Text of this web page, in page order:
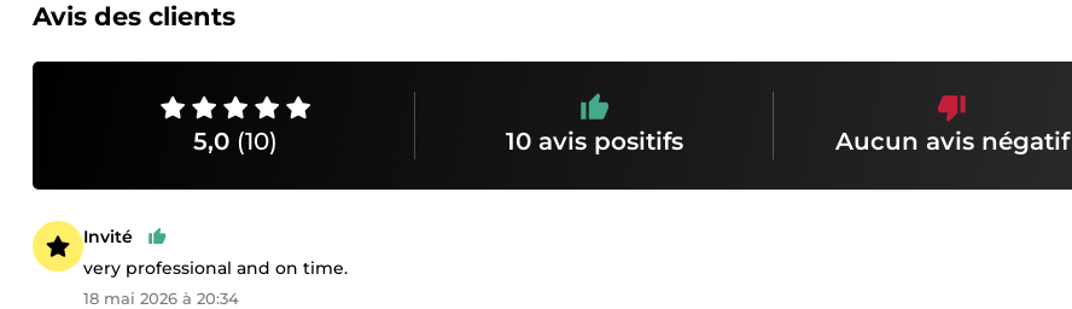
Avis des clients
5,0 (10) 10 avis positifs Aucun avis négatif
Invité
very professional and on time.
18 mai 2026 à 20:34